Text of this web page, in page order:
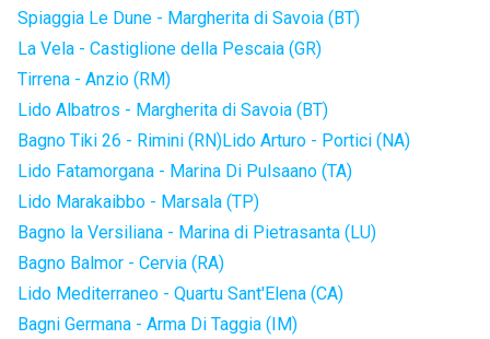
Spiaggia Le Dune - Margherita di Savoia (BT)
La Vela - Castiglione della Pescaia (GR)
Tirrena - Anzio (RM)
Lido Albatros - Margherita di Savoia (BT)
Bagno Tiki 26 - Rimini (RN)Lido Arturo - Portici (NA)
Lido Fatamorgana - Marina Di Pulsaano (TA)
Lido Marakaibbo - Marsala (TP)
Bagno la Versiliana - Marina di Pietrasanta (LU)
Bagno Balmor - Cervia (RA)
Lido Mediterraneo - Quartu Sant'Elena (CA)
Bagni Germana - Arma Di Taggia (IM)